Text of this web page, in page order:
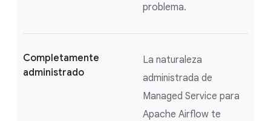
problema.
Completamente
administrado
La naturaleza
administrada de
Managed Service para
Apache Airflow te